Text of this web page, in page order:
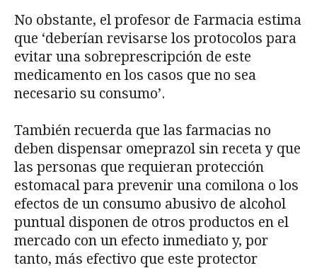
No obstante, el profesor de Farmacia estima
que ‘deberían revisarse los protocolos para
evitar una sobreprescripción de este
medicamento en los casos que no sea
necesario su consumo’.
También recuerda que las farmacias no
deben dispensar omeprazol sin receta y que
las personas que requieran protección
estomacal para prevenir una comilona o los
efectos de un consumo abusivo de alcohol
puntual disponen de otros productos en el
mercado con un efecto inmediato y, por
tanto, más efectivo que este protector